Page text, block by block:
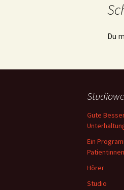
Du
Gute
Ein
Hörer
Studio